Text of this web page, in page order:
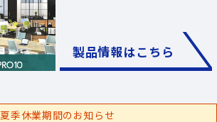
製品情報はこちら
夏季休業期間のお知らせ